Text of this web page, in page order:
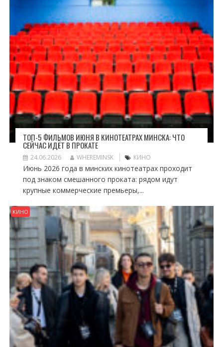
ТОП-5 ФИЛЬМОВ ИЮНЯ В КИНОТЕАТРАХ МИНСКА: ЧТО
СЕЙЧАС ИДЁТ В ПРОКАТЕ
24.06.2026 WHEREMINSK КИНО
Июнь 2026 года в минских кинотеатрах проходит
под знаком смешанного проката: рядом идут
крупные коммерческие премьеры,...
КИНО